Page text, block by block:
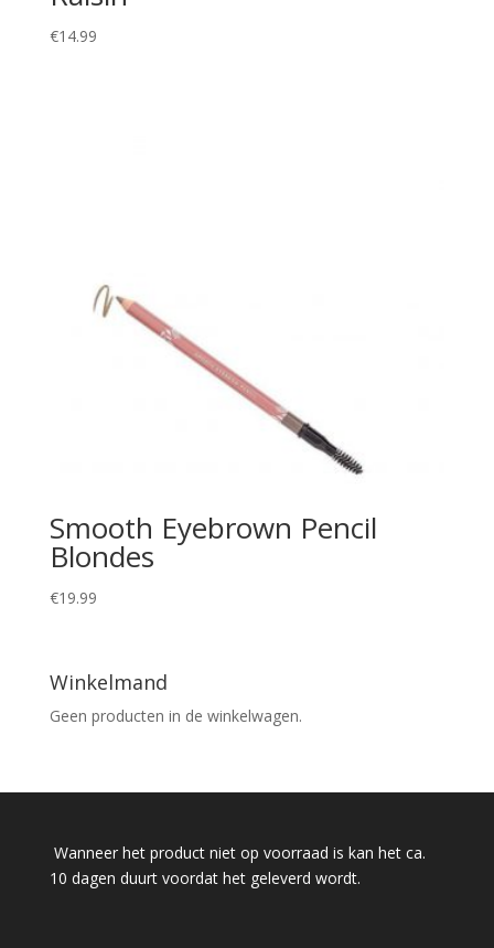
€14.99
Smooth Eyebrown Pencil
Blondes
€19.99
Winkelmand
Geen producten in de winkelwagen.
Wanneer het product niet op voorraad is kan het ca.
10 dagen duurt voordat het geleverd wordt.